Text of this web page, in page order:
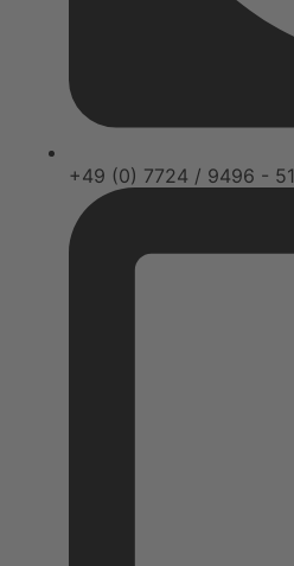
+49 (0) 7724 / 9496 - 51